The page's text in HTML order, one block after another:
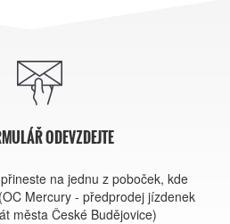
ODEVZDEJTE
na jednu z poboček, kde
Mercury - předprodej jízdenek
města České Budějovice)